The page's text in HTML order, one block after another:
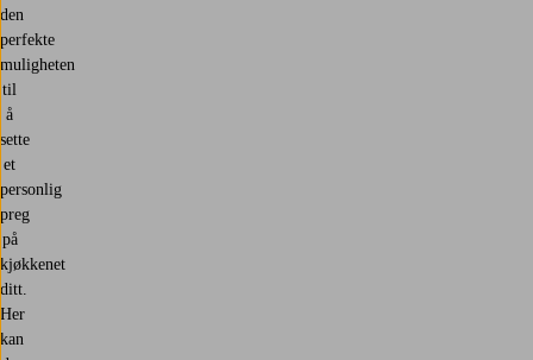
den
perfekte
muligheten
til
å
sette
et
personlig
preg
på
kjøkkenet
ditt.
Her
kan